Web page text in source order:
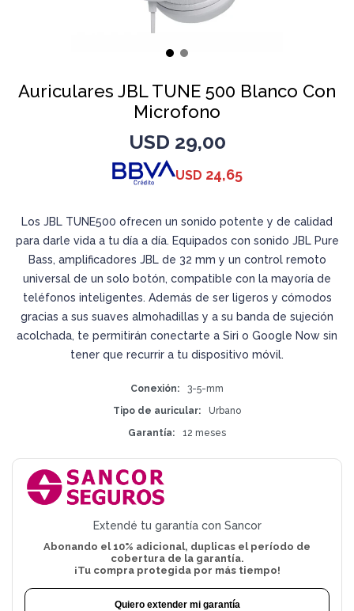
Auriculares JBL TUNE 500 Blanco Con
Microfono
USD 29,00
USD 24,65
Los JBL TUNE500 ofrecen un sonido potente y de calidad
para darle vida a tu día a día. Equipados con sonido JBL Pure
Bass, amplificadores JBL de 32 mm y un control remoto
universal de un solo botón, compatible con la mayoría de
teléfonos inteligentes. Además de ser ligeros y cómodos
gracias a sus suaves almohadillas y a su banda de sujeción
acolchada, te permitirán conectarte a Siri o Google Now sin
tener que recurrir a tu dispositivo móvil.
Conexión
3-5-mm
Tipo de auricular
Urbano
Garantía
12 meses
Extendé tu garantía con Sancor
Abonando el 10% adicional, duplicas el período de
cobertura de la garantía.
¡Tu compra protegida por más tiempo!
Quiero extender mi garantía